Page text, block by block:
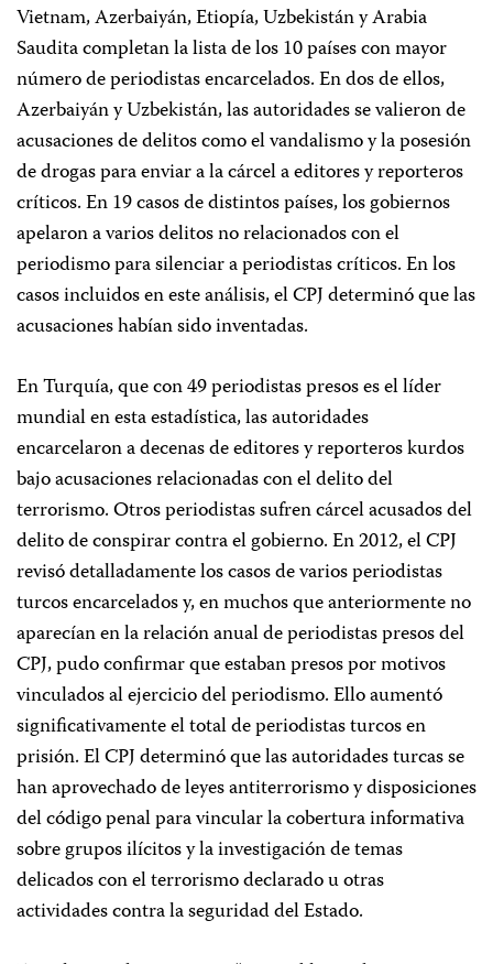
Vietnam, Azerbaiyán, Etiopía, Uzbekistán y Arabia
Saudita completan la lista de los 10 países con mayor
número de periodistas encarcelados. En dos de ellos,
Azerbaiyán y Uzbekistán, las autoridades se valieron de
acusaciones de delitos como el vandalismo y la posesión
de drogas para enviar a la cárcel a editores y reporteros
críticos. En 19 casos de distintos países, los gobiernos
apelaron a varios delitos no relacionados con el
periodismo para silenciar a periodistas críticos. En los
casos incluidos en este análisis, el CPJ determinó que las
acusaciones habían sido inventadas.
En Turquía, que con 49 periodistas presos es el líder
mundial en esta estadística, las autoridades
encarcelaron a decenas de editores y reporteros kurdos
bajo acusaciones relacionadas con el delito del
terrorismo. Otros periodistas sufren cárcel acusados del
delito de conspirar contra el gobierno. En 2012, el CPJ
revisó detalladamente los casos de varios periodistas
turcos encarcelados y, en muchos que anteriormente no
aparecían en la relación anual de periodistas presos del
CPJ, pudo confirmar que estaban presos por motivos
vinculados al ejercicio del periodismo. Ello aumentó
significativamente el total de periodistas turcos en
prisión. El CPJ determinó que las autoridades turcas se
han aprovechado de leyes antiterrorismo y disposiciones
del código penal para vincular la cobertura informativa
sobre grupos ilícitos y la investigación de temas
delicados con el terrorismo declarado u otras
actividades contra la seguridad del Estado.